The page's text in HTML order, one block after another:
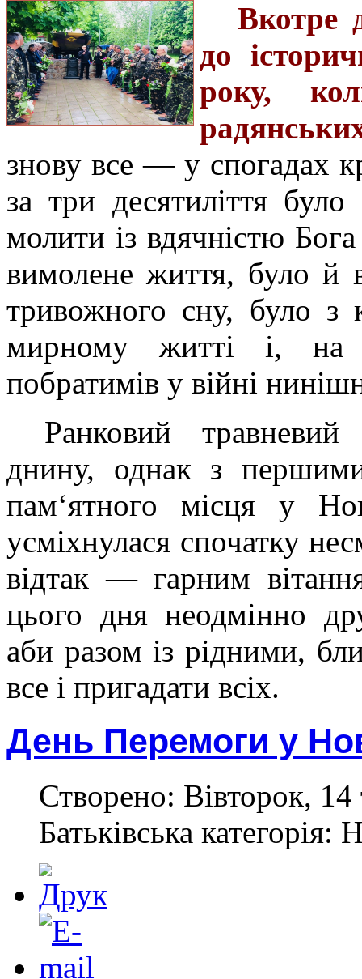
Вкотре
до
року,
знову все — у спогадах
за три десятиліття
молити із вдячністю
вимолене життя, було й
тривожного сну, було
мирному житті і, на
побратимів у війні
Ранковий
днину, однак з
пам‘ятного місця у
усміхнулася спочатку
відтак — гарним
цього дня неодмінно
аби разом із рідними,
все і пригадати всіх.
День Перемоги у
Створено: Вівторок,
Батьківська категорія: